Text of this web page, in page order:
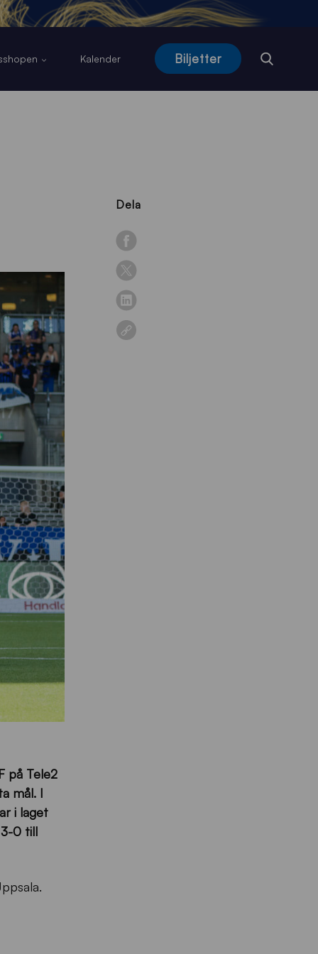
Kalender Biljetter
Dela
på Tele2
mål. I
i laget
0 till